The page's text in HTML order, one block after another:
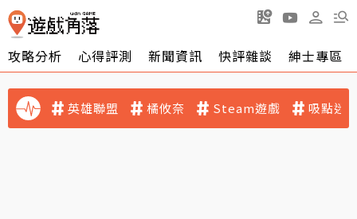
攻略分析 心得評測 新聞資訊 快評雜談 紳士專區
英雄聯盟 橘攸奈 Steam遊戲 吸點迷